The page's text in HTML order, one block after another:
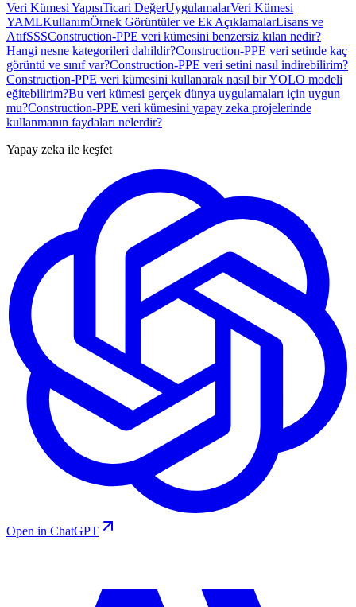
Veri Kümesi YapısıTicari DeğerUygulamalarVeri Kümesi
YAMLKullanımÖrnek Görüntüler ve Ek AçıklamalarLisans ve
AtıfSSSConstruction-PPE veri kümesini benzersiz kılan nedir?
Hangi nesne kategorileri dahildir?Construction-PPE veri setinde kaç
görüntü ve sınıf var?Construction-PPE veri setini nasıl indirebilirim?
Construction-PPE veri kümesini kullanarak nasıl bir YOLO modeli
eğitebilirim?Bu veri kümesi gerçek dünya uygulamaları için uygun
mu?Construction-PPE veri kümesini yapay zeka projelerinde
kullanmanın faydaları nelerdir?
Yapay zeka ile keşfet
Open in ChatGPT